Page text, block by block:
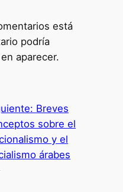
está
podría
aparecer.
Breves
sobre el
y el
árabes